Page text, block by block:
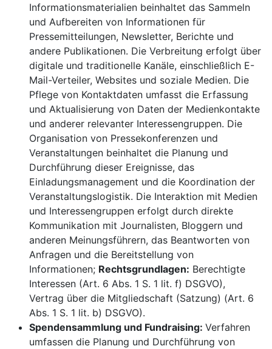
Informationsmaterialien beinhaltet das Sammeln
und Aufbereiten von Informationen für
Pressemitteilungen, Newsletter, Berichte und
andere Publikationen. Die Verbreitung erfolgt über
digitale und traditionelle Kanäle, einschließlich E-
Mail-Verteiler, Websites und soziale Medien. Die
Pflege von Kontaktdaten umfasst die Erfassung
und Aktualisierung von Daten der Medienkontakte
und anderer relevanter Interessengruppen. Die
Organisation von Pressekonferenzen und
Veranstaltungen beinhaltet die Planung und
Durchführung dieser Ereignisse, das
Einladungsmanagement und die Koordination der
Veranstaltungslogistik. Die Interaktion mit Medien
und Interessengruppen erfolgt durch direkte
Kommunikation mit Journalisten, Bloggern und
anderen Meinungsführern, das Beantworten von
Anfragen und die Bereitstellung von
Informationen; Rechtsgrundlagen: Berechtigte
Interessen (Art. 6 Abs. 1 S. 1 lit. f) DSGVO),
Vertrag über die Mitgliedschaft (Satzung) (Art. 6
Abs. 1 S. 1 lit. b) DSGVO).
Spendensammlung und Fundraising: Verfahren
umfassen die Planung und Durchführung von